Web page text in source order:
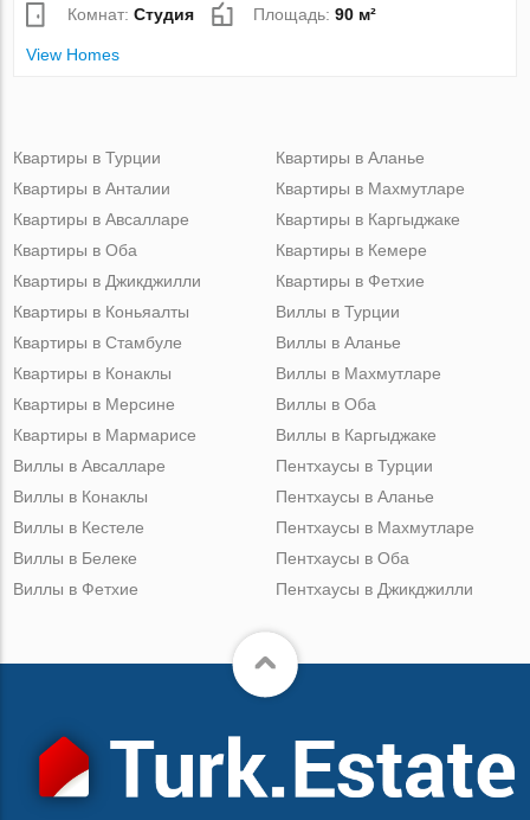
Комнат:Студия Площадь:90 м²
View Homes
Квартиры в Турции
Квартиры в Анталии
Квартиры в Авсалларе
Квартиры в Оба
Квартиры в Джикджилли
Квартиры в Аланье
Квартиры в Махмутларе
Квартиры в Каргыджаке
Квартиры в Кемере
Квартиры в Фетхие
Квартиры в Коньяалты
Квартиры в Стамбуле
Квартиры в Конаклы
Квартиры в Мерсине
Квартиры в Мармарисе
Виллы в Турции
Виллы в Аланье
Виллы в Махмутларе
Виллы в Оба
Виллы в Каргыджаке
Виллы в Авсалларе
Виллы в Конаклы
Виллы в Кестеле
Виллы в Белеке
Виллы в Фетхие
Пентхаусы в Турции
Пентхаусы в Аланье
Пентхаусы в Махмутларе
Пентхаусы в Оба
Пентхаусы в Джикджилли